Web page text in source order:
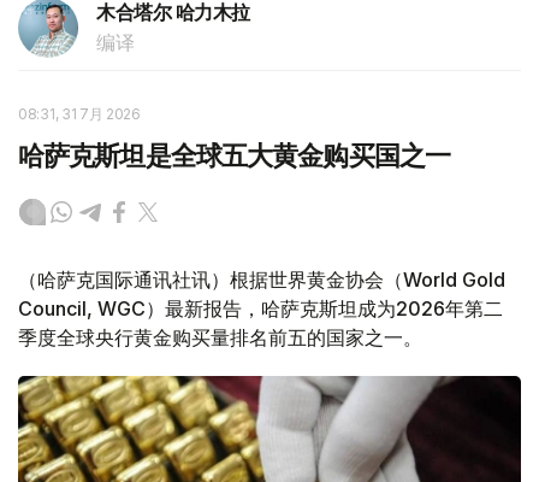
木合塔尔 哈力木拉
编译
08:31, 31 7月 2026
哈萨克斯坦是全球五大黄金购买国之一
（哈萨克国际通讯社讯）根据世界黄金协会（World Gold
Council, WGC）最新报告，哈萨克斯坦成为2026年第二
季度全球央行黄金购买量排名前五的国家之一。